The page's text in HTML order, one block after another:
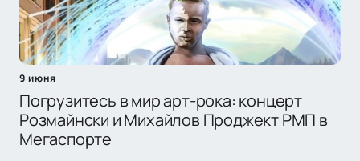
9 июня
Погрузитесь в мир арт-рока: концерт
Розмайнски и Михайлов Проджект РМП в
Мегаспорте